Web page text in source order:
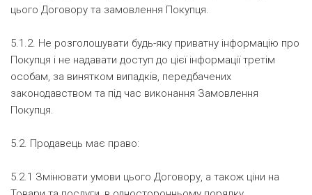
цього Договору та замовлення Покупця.
5.1.2. Не розголошувати будь-яку приватну інформацію про
Покупця і не надавати доступ до цієї інформації третім
особам, за винятком випадків, передбачених
законодавством та під час виконання Замовлення
Покупця.
5.2. Продавець має право:
5.2.1 Змінювати умови цього Договору, а також ціни на